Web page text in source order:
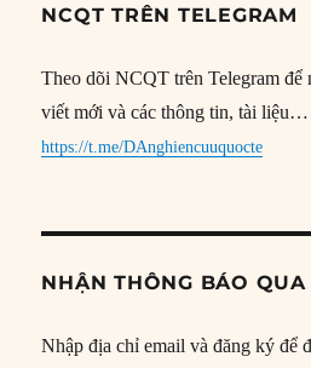
NCQT TRÊN TELEGRAM
Theo dõi NCQT trên Telegram để
viết mới và các thông tin, tài
https://t.me/DAnghiencuuquocte
NHẬN THÔNG BÁO
Nhập địa chỉ email và đăng ký để